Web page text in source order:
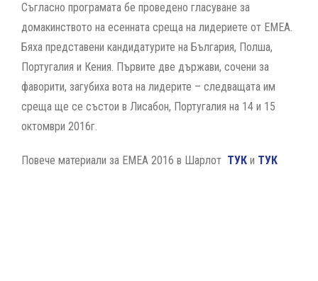
Съгласно програмата бе проведено гласуване за
домакинството на есенната среща на лидериете от ЕМЕА.
Бяха представени кандидатурите на България, Полша,
Португалия и Кения. Първите две държави, сочени за
фаворити, загубиха вота на лидерите – следващата им
среща ще се състои в Лисабон, Португалия на 14 и 15
октомври 2016г.
Повече материали за ЕМЕА 2016 в Шарлот ТУК и ТУК